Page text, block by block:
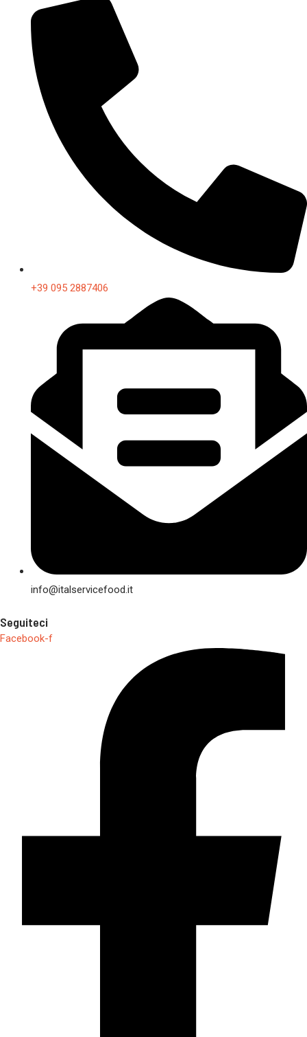
+39 095 2887406
info@italservicefood.it
Seguiteci
Facebook-f